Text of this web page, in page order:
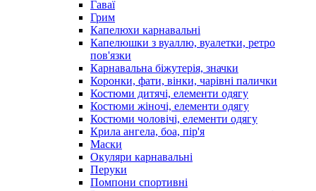
Гаваї
Грим
Капелюхи карнавальні
Капелюшки з вуаллю, вуалетки, ретро
пов'язки
Карнавальна біжутерія, значки
Коронки, фати, вінки, чарівні палички
Костюми дитячі, елементи одягу
Костюми жіночі, елементи одягу
Костюми чоловічі, елементи одягу
Крила ангела, боа, пір'я
Маски
Окуляри карнавальні
Перуки
Помпони спортивні